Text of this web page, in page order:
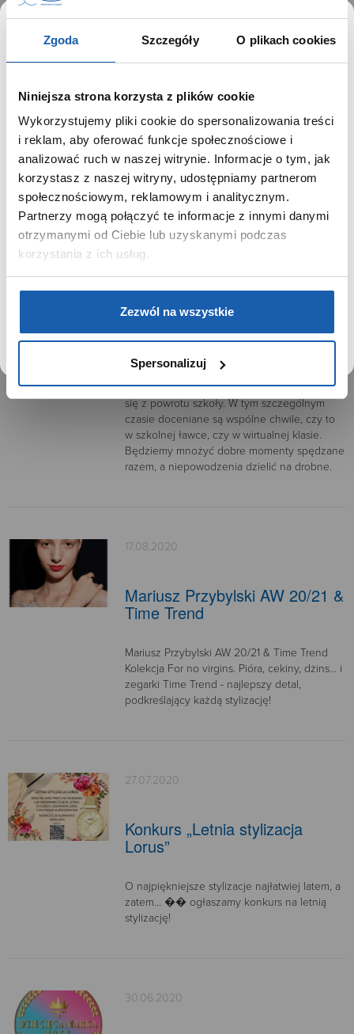
Zgoda Szczegóły O plikach cookies
Niniejsza strona korzysta z plików cookie
Wykorzystujemy pliki cookie do spersonalizowania treści
i reklam, aby oferować funkcje społecznościowe i
analizować ruch w naszej witrynie. Informacje o tym, jak
korzystasz z naszej witryny, udostępniamy partnerom
społecznościowym, reklamowym i analitycznym.
Partnerzy mogą połączyć te informacje z innymi danymi
otrzymanymi od Ciebie lub uzyskanymi podczas
korzystania z ich usług.
Zezwól na wszystkie
Spersonalizuj
Lacoste to tenis!
korzeniach. Od momentu założenia, w 1933
roku nieprzerwanie związana jest z tenisem.
Założyciel marki, Renee Lacoste,
wielokrotny
zwycięzca na korcie tenisowym – stworzył
styl, który do dziś jest esencją sportowej
elegancji.
Back to school – wraca dobry
wspólny czas
Back to school
Choć wydawało się to niemożliwe – cieszymy
się z powrotu szkoły. W tym szczególnym
czasie doceniane są wspólne chwile, czy to
w szkolnej ławce, czy w wirtualnej klasie.
Będziemy mnożyć dobre momenty spędzane
razem, a niepowodzenia dzielić na drobne.
17.08.2020
Mariusz Przybylski AW 20/21 &
Time Trend
Mariusz Przybylski AW 20/21 & Time Trend
Kolekcja For no virgins. Pióra, cekiny, dżins… i
zegarki Time Trend - najlepszy detal,
podkreślający każdą stylizację!
27.07.2020
Konkurs „Letnia stylizacja
Lorus”
O najpiękniejsze stylizacje najłatwiej latem, a
zatem… �� ogłaszamy konkurs na letnią
stylizację!
30.06.2020
SZANOWNY UŻYTKOWNIKU,
SZANOWNA UŻYTKOWNICZKO
Używamy plików cookie w celach analitycznych,
statystycznych i marketingowych, w tym aby analizować
ruch w tej witrynie, optymalizować jej działanie oraz
zapamiętywać Twoje preferencje.